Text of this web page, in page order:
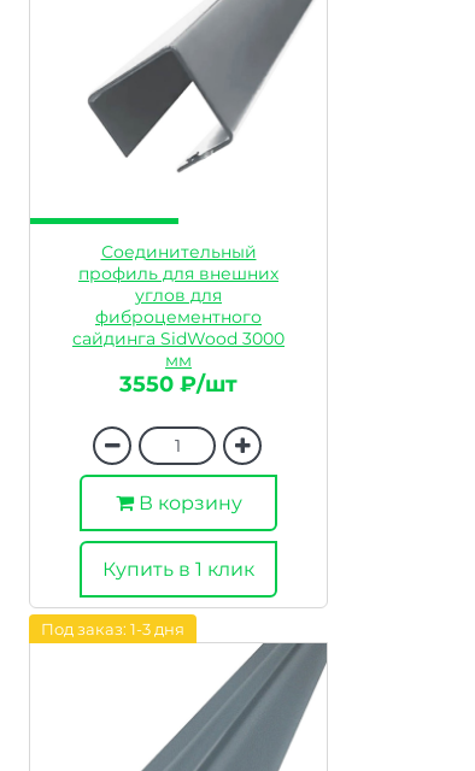
Соединительный
профиль для внешних
углов для
фиброцементного
сайдинга SidWood 3000
мм
Артикул: 21332
3550 ₽/шт
В корзину
Купить в 1 клик
Под заказ: 1-3 дня